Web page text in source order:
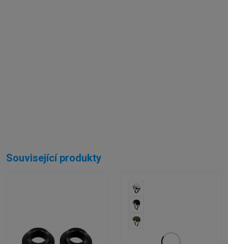
Související produkty